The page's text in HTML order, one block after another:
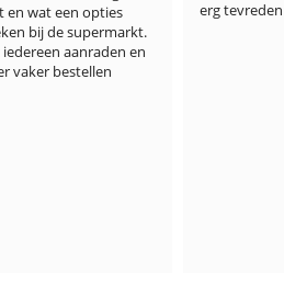
een opties
de supermarkt.
aanraden en
bestellen
erg tevreden over.